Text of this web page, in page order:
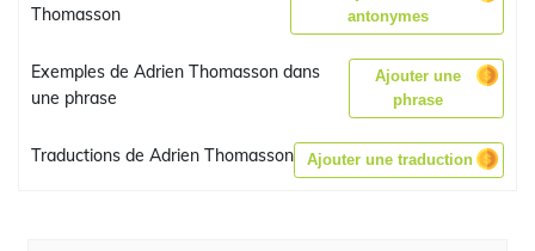
Thomasson
antonymes
Exemples de Adrien Thomasson dans
une phrase
Ajouter une
phrase
Traductions de Adrien Thomasson Ajouter une traduction